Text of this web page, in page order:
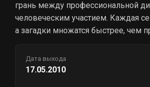
грань между профессиональной
человеческим участием. Каждая
а загадки множатся быстрее, чем
Дата выхода
17.05.2010